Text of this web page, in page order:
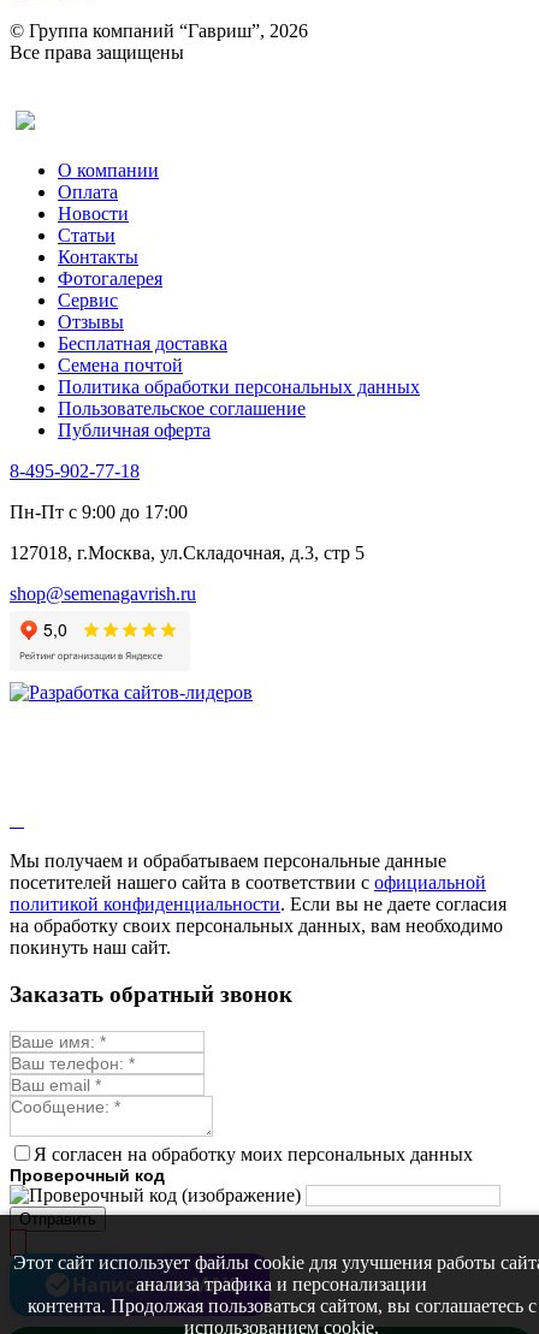
© Группа компаний “Гавриш”, 2026
Все права защищены
О компании
Оплата
Новости
Статьи
Контакты
Фотогалерея​
Сервис
Отзывы
Бесплатная доставка
Семена почтой
Политика обработки персональных данных
Пользовательское соглашение
Публичная оферта
8-495-902-77-18
Пн-Пт с 9:00 до 17:00
127018, г.Москва, ул.Складочная, д.3, стр 5
shop@semenagavrish.ru
Мы получаем и обрабатываем персональные данные
посетителей нашего сайта в соответствии с официальной
политикой конфиденциальности. Если вы не даете согласия
на обработку своих персональных данных, вам необходимо
покинуть наш сайт.
Этот сайт использует файлы cookie для улучшения работы
анализа трафика и персонализации
контента. Продолжая пользоваться сайтом, вы соглашаетесь с
использованием cookie.
Заказать обратный звонок
Я согласен на обработку моих персональных данных
Проверочный код
Отправить
Написать в MAX